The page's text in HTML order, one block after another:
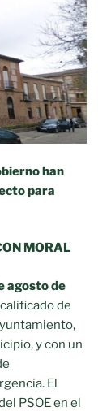
han
para
MORAL
agosto de
de
y con un
El
PSOE en el